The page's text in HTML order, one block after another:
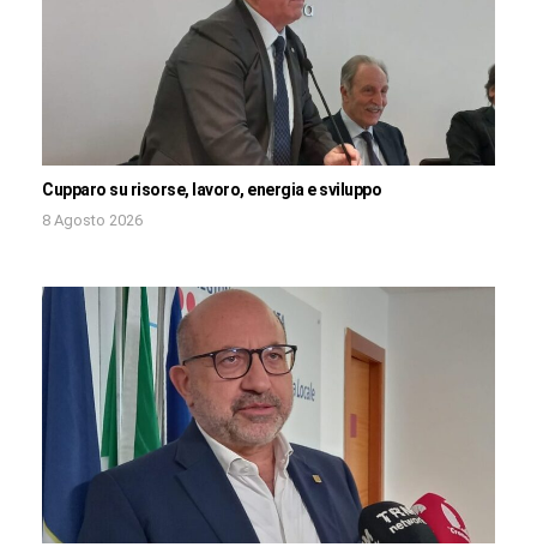
Cupparo su risorse, lavoro, energia e sviluppo
8 Agosto 2026